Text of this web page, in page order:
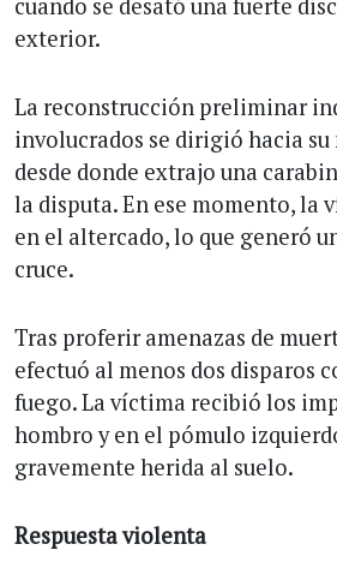
cuando se desató una fuerte
exterior.
La reconstrucción preliminar
involucrados se dirigió hacia
desde donde extrajo una
la disputa. En ese momento, la
en el altercado, lo que generó
cruce.
Tras proferir amenazas de
efectuó al menos dos disparos
fuego. La víctima recibió los
hombro y en el pómulo
gravemente herida al suelo.
Respuesta violenta